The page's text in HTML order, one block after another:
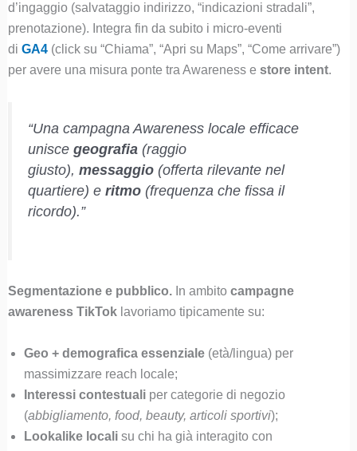
d’ingaggio (salvataggio indirizzo, “indicazioni stradali”,
prenotazione). Integra fin da subito i micro-eventi
di GA4(click su “Chiama”, “Apri su Maps”, “Come arrivare”)
per avere una misura ponte tra Awareness e store intent.
“Una campagna Awareness locale efficace
unisce geografia(raggio
giusto), messaggio(offerta rilevante nel
quartiere) e ritmo(frequenza che fissa il
ricordo).”
Segmentazione e pubblico.In ambito campagne
awareness TikToklavoriamo tipicamente su:
Geo + demografica essenziale(età/lingua) per
massimizzare reach locale;
Interessi contestualiper categorie di negozio
(abbigliamento, food, beauty, articoli sportivi);
Lookalike localisu chi ha già interagito con